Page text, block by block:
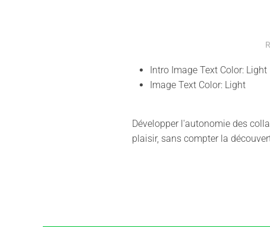
Intro Image Text Color: Light
Image Text Color: Light
Développer l'autonomie des
plaisir, sans compter la